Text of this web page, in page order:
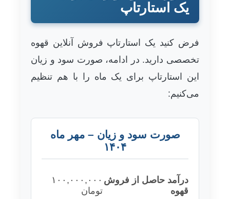
یک استارتاپ
فرض کنید یک استارتاپ فروش آنلاین قهوه
تخصصی دارید. در ادامه، صورت سود و زیان
این استارتاپ برای یک ماه را با هم تنظیم
می‌کنیم:
صورت سود و زیان – مهر ماه
۱۴۰۴
درآمد حاصل از فروش
قهوه
۱۰۰,۰۰۰,۰۰۰
تومان